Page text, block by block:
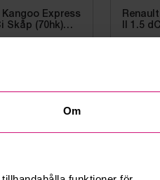
Om
Kangoo Express
Skåp (70hk)
II 1.5
-2013